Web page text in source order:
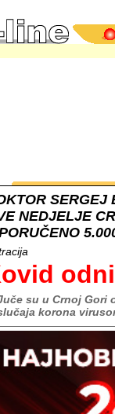
SERGEJ
NEDJELJE
su u Crnoj Gori
korona